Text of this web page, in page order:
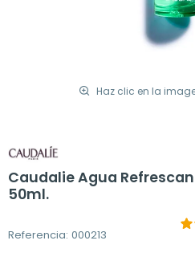
Haz clic en la
Caudalie Agua
50ml.
Referencia: 000213